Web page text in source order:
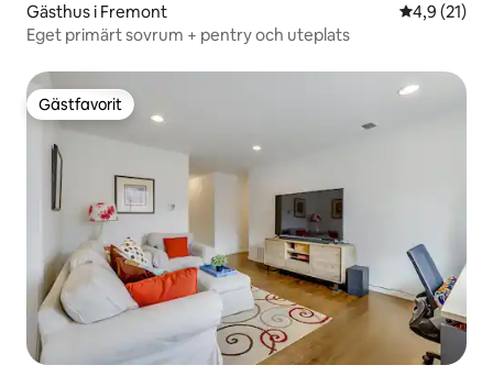
Gästhus i Fremont 4,9 av 5 i
4,9 (21)
Eget primärt sovrum + pentry och uteplats
Gästfavorit
Gästfavorit